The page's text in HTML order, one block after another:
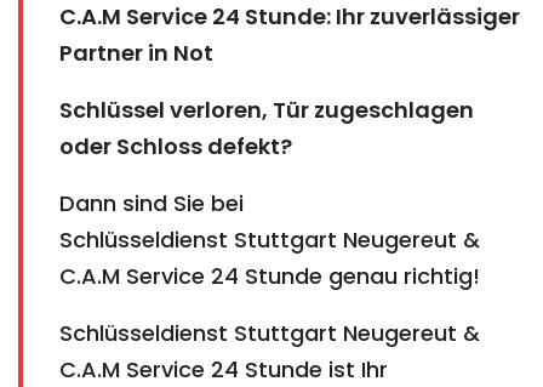
C.A.M Service 24 Stunde: Ihr zuverlässiger
Partner in Not
Schlüssel verloren, Tür zugeschlagen
oder Schloss defekt?
Dann sind Sie bei
Schlüsseldienst Stuttgart Neugereut &
C.A.M Service 24 Stunde genau richtig!
Schlüsseldienst Stuttgart Neugereut &
C.A.M Service 24 Stunde ist Ihr